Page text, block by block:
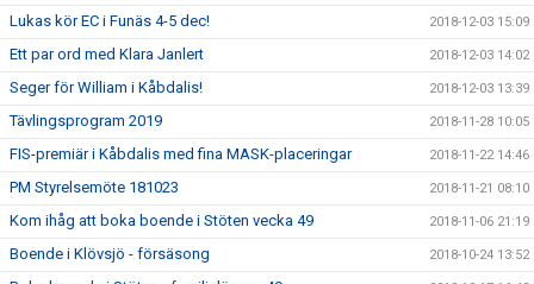
Lukas kör EC i Funäs 4-5 dec! 2018-12-03 15:09
Ett par ord med Klara Janlert 2018-12-03 14:02
Seger för William i Kåbdalis! 2018-12-03 13:39
Tävlingsprogram 2019 2018-11-28 10:05
FIS-premiär i Kåbdalis med fina MASK-placeringar 2018-11-22 14:46
PM Styrelsemöte 181023 2018-11-21 08:10
Kom ihåg att boka boende i Stöten vecka 49 2018-11-06 21:19
Boende i Klövsjö - försäsong 2018-10-24 13:52